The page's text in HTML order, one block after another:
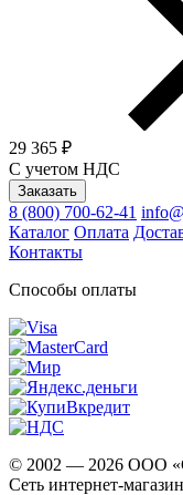
29 365 ₽
С учетом НДС
Заказать
8 (800) 700-62-41
Каталог Оплата
Контакты
Способы оплаты
© 2002 — 2026 ООО
Сеть интернет-